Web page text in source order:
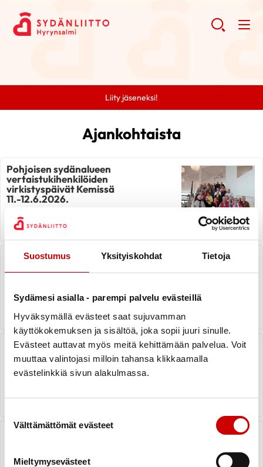
Suostumus Yksityiskohdat Tietoja
Sydämesi asialla - parempi palvelu evästeillä
Hyväksymällä evästeet saat sujuvamman
käyttökokemuksen ja sisältöä, joka sopii juuri sinulle.
Evästeet auttavat myös meitä kehittämään palvelua. Voit
muuttaa valintojasi milloin tahansa klikkaamalla
evästelinkkiä sivun alakulmassa.
Välttämättömät evästeet
Mieltymysevästeet
Liity jäseneksi!
Ajankohtaista
Pohjoisen sydänalueen
vertaistukihenkilöiden
virkistyspäivät Kemissä
11.-12.6.2026.
LUE UUTINEN
Kelan Sydänsairautta sairastavien
Kunnonpaikassa
LUE UUTINEN
Kainuun Sydänyhdistyksen jäsenten
sähköpostiosoitetietojen päivitys
Verenpaineen kotimittaus